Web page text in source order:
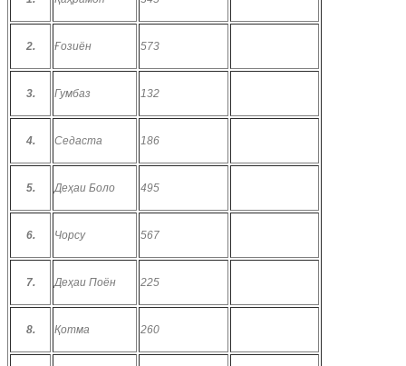
2. Ғозиён 573
3. Гумбаз 132
4. Седаста 186
5. Деҳаи Боло 495
6. Чорсу 567
7. Деҳаи Поён 225
8. Қотма 260